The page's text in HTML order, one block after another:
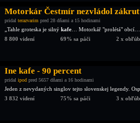
Motorkár Čestmír nezvládol
pridal terazvarim pred 28 dňami a 15 hodinami
„Tahle groteska je silný kafe … Motorkář "prolétá" obcí…
8 800 videní
69% sa páči 2 x
Ine kafe - 90 percent
pridal ipod pred 5657 dňami a 16 hodinami
Jeden z nevydaných singlov tejto slovenskej legendy.
3 832 videní
75% sa páči 3 x